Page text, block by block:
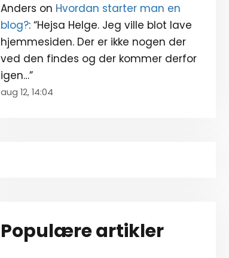
Anders on Hvordan starter man en
blog?: “Hejsa Helge. Jeg ville blot lave
hjemmesiden. Der er ikke nogen der
ved den findes og der kommer derfor
igen…”
aug 12, 14:04
Populære artikler